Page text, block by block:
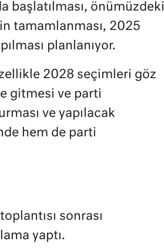
başlatılması, önümüzdeki
tamamlanması, 2025
planlanıyor.
2028 seçimleri göz
gitmesi ve parti
ve yapılacak
hem de parti
sonrası
yaptı.